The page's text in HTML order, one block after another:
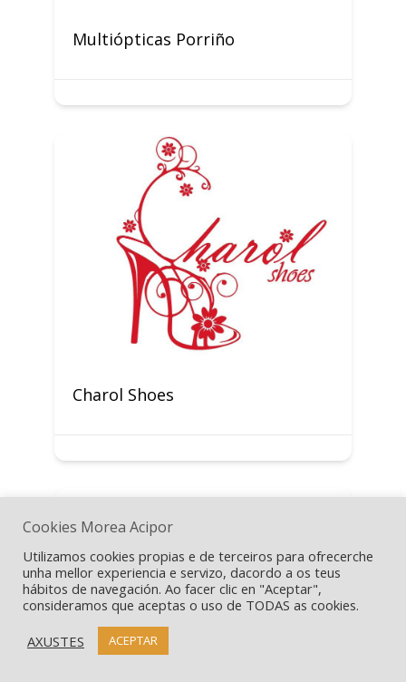
Multiópticas Porriño
Charol Shoes
Cookies Morea Acipor
Utilizamos cookies propias e de terceiros para ofrecerche
unha mellor experiencia e servizo, dacordo a os teus
hábitos de navegación. Ao facer clic en "Aceptar",
consideramos que aceptas o uso de TODAS as cookies.
AXUSTES
ACEPTAR